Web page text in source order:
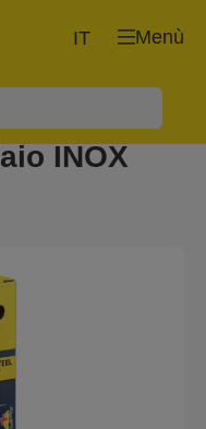
Menù
IT
INOX